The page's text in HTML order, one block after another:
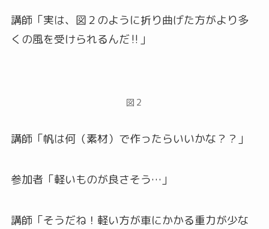
講師「実は、図２のように折り曲げた方がより多
くの風を受けられるんだ‼」
図２
講師「帆は何（素材）で作ったらいいかな？？」
参加者「軽いものが良さそう…」
講師「そうだね！軽い方が車にかかる重力が少な